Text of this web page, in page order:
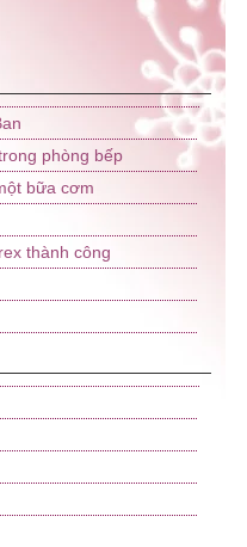
phòng bếp
bữa cơm
thành công